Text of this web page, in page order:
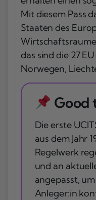
Mit diesem Pass
Staaten des
das sind die 27
Norwegen,
Good
Die erste
aus dem Jahr
Regelwerk
und an
angepasst,
Anleger:in